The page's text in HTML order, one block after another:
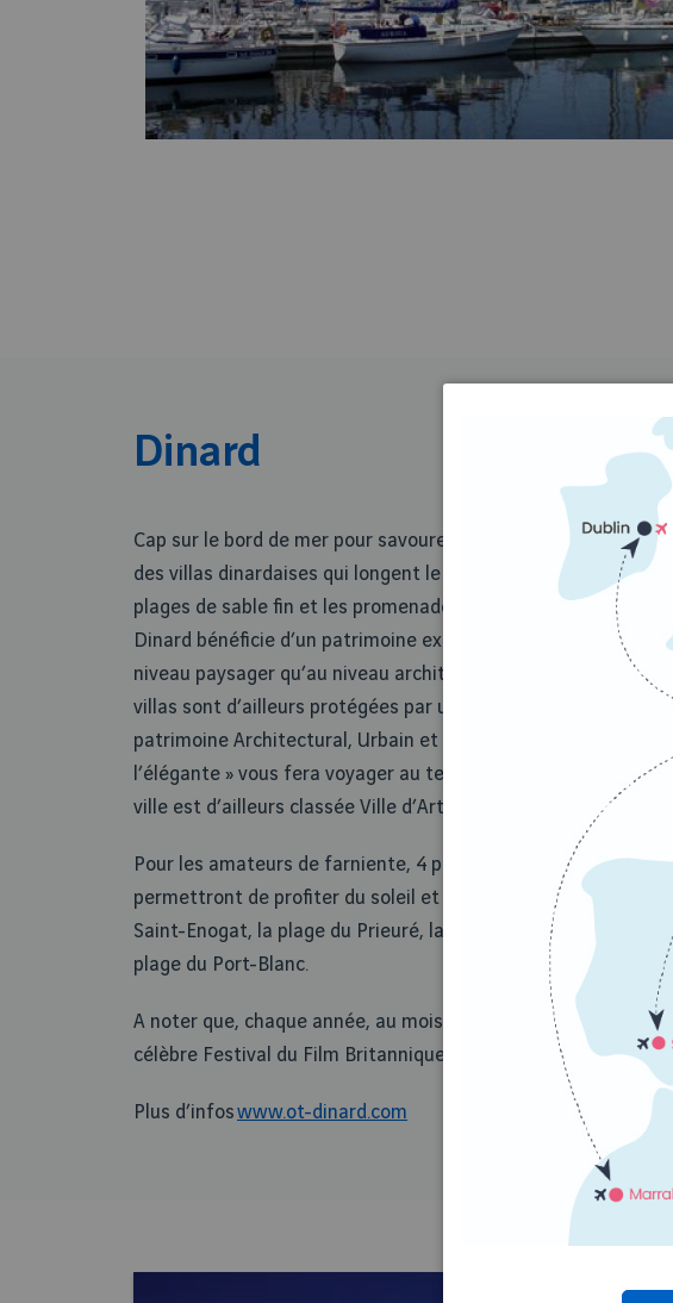
Dinard
Cap sur le bord de mer pour savourer le charme « so british »
des villas dinardaises qui longent le littoral, les magnifiques
plages de sable fin et les promenades de long de la mer.
Dinard bénéficie d’un patrimoine exceptionnel aussi bien au
niveau paysager qu’au niveau architectural. Ses somptueuses
villas sont d’ailleurs protégées par une Zone de protection du
patrimoine Architectural, Urbain et paysager. Dinard «
l’élégante » vous fera voyager au temps de la Belle Epoque. La
ville est d’ailleurs classée Ville d’Art et d’Histoire depuis 2002.
Pour les amateurs de farniente, 4 plages principales vous
permettront de profiter du soleil et de la mer : la plage de
Saint-Enogat, la plage du Prieuré, la plage de l’Ecluse et la
plage du Port-Blanc.
A noter que, chaque année, au mois d’octobre, se tient le
célèbre Festival du Film Britannique.
Plus d’infoswww.ot-dinard.com